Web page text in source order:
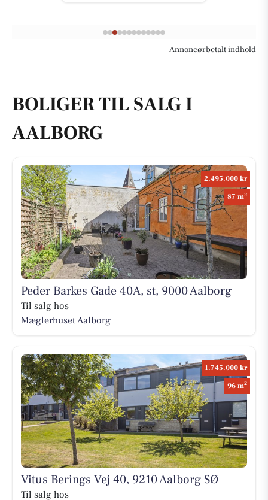
Annoncørbetalt indhold
BOLIGER TIL SALG I
AALBORG
2.495.000 kr
87 m2
Peder Barkes Gade 40A, st, 9000 Aalborg
Til salg hos
Mæglerhuset Aalborg
1.745.000 kr
96 m2
Vitus Berings Vej 40, 9210 Aalborg SØ
Til salg hos